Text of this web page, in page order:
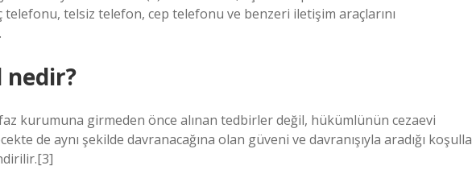
telsiz telefon, cep telefonu ve benzeri iletişim araçlarını
nedir?
kurumuna girmeden önce alınan tedbirler değil, hükümlünün cezaevi
de aynı şekilde davranacağına olan güveni ve davranışıyla aradığı koşulla